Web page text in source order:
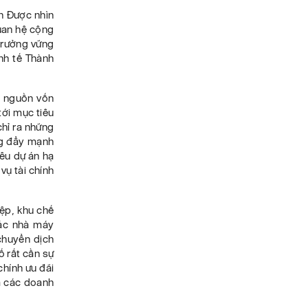
Được nhìn
hệ cộng
vững
tế Thành
nguồn vốn
mục tiêu
ra những
đẩy mạnh
dự án hạ
tài chính
khu chế
nhà máy
dịch
rất cần sự
ưu đãi
các doanh